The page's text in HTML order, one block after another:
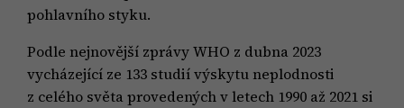
pohlavního styku.
Podle nejnovější zprávy WHO z dubna 2023
vycházející ze 133 studií výskytu neplodnosti
z celého světa provedených v letech 1990 až 2021 si